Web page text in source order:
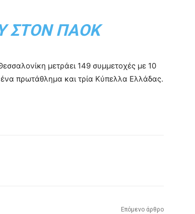
ΣΤΟΝ ΠΑΟΚ
μετράει 149 συμμετοχές με 10
πρωτάθλημα και τρία Κύπελλα Ελλάδας.
Επόμενο άρθρο